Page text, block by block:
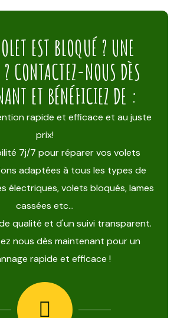
EST BLOQUÉ ? UNE
CONTACTEZ-NOUS DÈS
ET BÉNÉFICIEZ DE :
rapide et efficace et au juste
prix!
7j/7 pour réparer vos volets
adaptées à tous les types de
électriques, volets bloqués, lames
cassées etc…
qualité et d'un suivi transparent.
nous dès maintenant pour un
rapide et efficace !